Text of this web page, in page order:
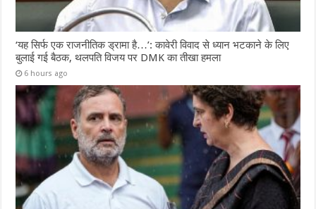
‘यह सिर्फ एक राजनीतिक ड्रामा है…’: कावेरी विवाद से ध्यान भटकाने के लिए
बुलाई गई बैठक, थलपति विजय पर DMK का तीखा हमला
6 hours ago